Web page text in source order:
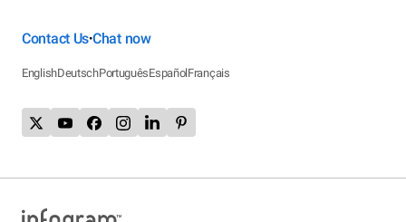
Contact Us•Chat now
EnglishDeutschPortuguêsEspañolFrançais